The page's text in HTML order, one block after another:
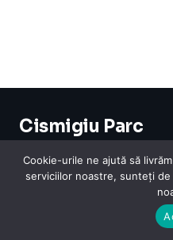
Cismigiu Parc
© 2024 CismigiuParc. All Rights
Internet
Legislatie Medical Moda
Cookie-urile ne ajută să
serviciilor noastre, sunteți